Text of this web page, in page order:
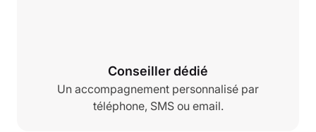
Conseiller dédié
Un accompagnement personnalisé par
téléphone, SMS ou email.